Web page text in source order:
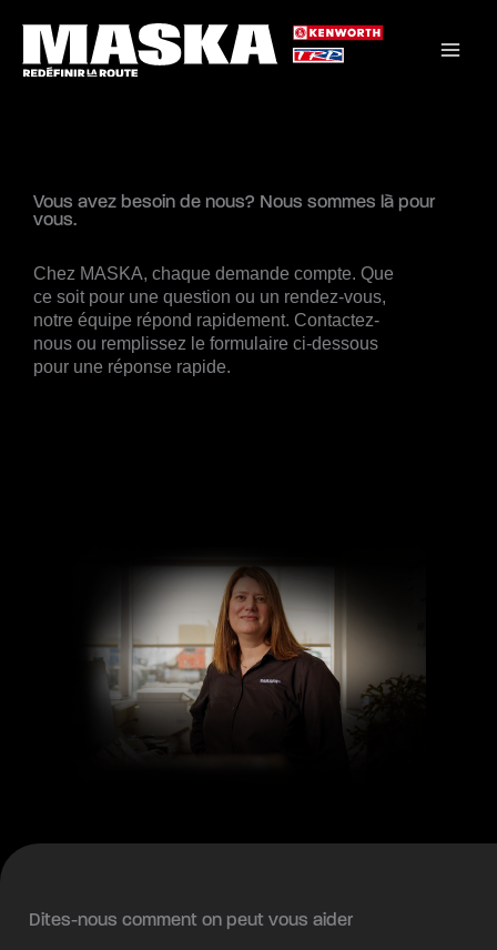
contenu
Vous avez besoin de nous? Nous sommes là pour
vous.
Chez MASKA, chaque demande compte. Que
ce soit pour une question ou un rendez-vous,
notre équipe répond rapidement. Contactez-
nous ou remplissez le formulaire ci-dessous
pour une réponse rapide.
Dites-nous comment on peut vous aider